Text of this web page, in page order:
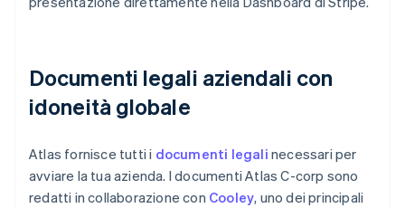
Documenti legali aziendali con
idoneità globale
Atlas fornisce tutti i documenti legali necessari per
avviare la tua azienda. I documenti Atlas C-corp sono
redatti in collaborazione con Cooley, uno dei principali